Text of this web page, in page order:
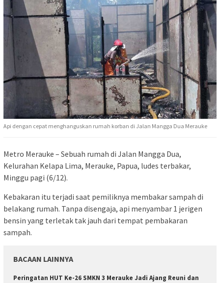
Api dengan cepat menghanguskan rumah korban di Jalan Mangga Dua Merauke
Metro Merauke – Sebuah rumah di Jalan Mangga Dua,
Kelurahan Kelapa Lima, Merauke, Papua, ludes terbakar,
Minggu pagi (6/12).
Kebakaran itu terjadi saat pemiliknya membakar sampah di
belakang rumah. Tanpa disengaja, api menyambar 1 jerigen
bensin yang terletak tak jauh dari tempat pembakaran
sampah.
BACAAN LAINNYA
Peringatan HUT Ke-26 SMKN 3 Merauke Jadi Ajang Reuni dan